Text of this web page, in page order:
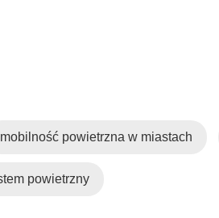
mobilność powietrzna w miastach
powietrzny